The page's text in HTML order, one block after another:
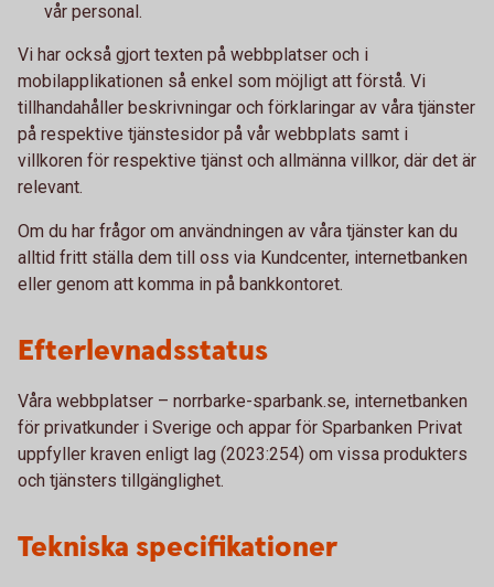
vår personal.
Vi har också gjort texten på webbplatser och i
mobilapplikationen så enkel som möjligt att förstå. Vi
tillhandahåller beskrivningar och förklaringar av våra tjänster
på respektive tjänstesidor på vår webbplats samt i
villkoren för respektive tjänst och allmänna villkor, där det är
relevant.
Om du har frågor om användningen av våra tjänster kan du
alltid fritt ställa dem till oss via Kundcenter, internetbanken
eller genom att komma in på bankkontoret.
Efterlevnadsstatus
Våra webbplatser – norrbarke-sparbank.se, internetbanken
för privatkunder i Sverige och appar för Sparbanken Privat
uppfyller kraven enligt lag (2023:254) om vissa produkters
och tjänsters tillgänglighet.
Tekniska specifikationer